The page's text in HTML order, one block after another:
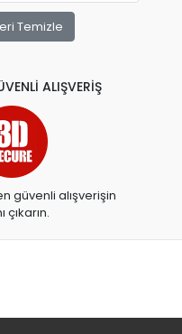
Temizle
ALIŞVERİŞ
güvenli alışverişin
çıkarın.